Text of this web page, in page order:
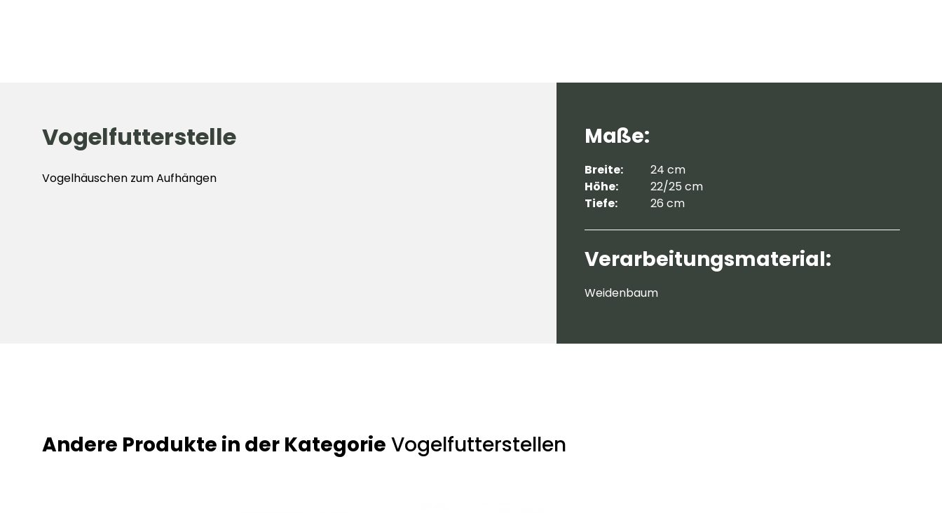
Vogelfutterstelle
Vogelhäuschen zum Aufhängen
Maße:
Breite:
24 cm
Höhe:
22/25 cm
Tiefe:
26 cm
Verarbeitungsmaterial:
Weidenbaum
Andere Produkte in der Kategorie Vogelfutterstellen